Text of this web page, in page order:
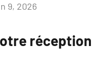
9, 2026